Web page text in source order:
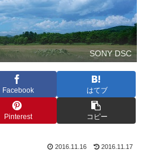
SONY DSC
Facebook はてブ
Pinterest コピー
2016.11.16 2016.11.17